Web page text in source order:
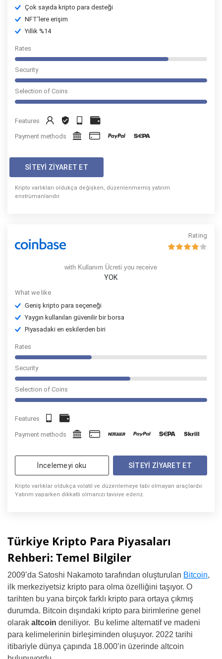
Çok sayıda kripto para desteği
NFT'lere erişim
Yıllık %14
Rates
Security
Selection of Coins
Features
Payment methods
SITEYI ZIYARET ET
Kripto varlıkları oldukça değişken, düzenlenmemiş yatırım
enstrümanlarıdır.
Rating
with Kullanım Ücreti you receive
YOK
What we like
Geniş kripto para seçeneği
Yaygın kullanılan güvenilir bir borsa
Piyasadaki en eskilerden biri
Rates
Security
Selection of Coins
Features
Payment methods
İncelemeyi oku SITEYI ZIYARET ET
Kripto varlıklar oldukça volatil ve düzenlemeye tabi olmayan araçlardır.
Yatırım yaparken dikkatli olmanızı tavsiye ederiz.
Türkiye Kripto Para Piyasaları
Rehberi: Temel Bilgiler
2009’da Satoshi Nakamoto tarafından oluşturulan Bitcoin,
ilk merkeziyetsiz kripto para olma özelliğini taşıyor. O
tarihten bu yana birçok farklı kripto para ortaya çıkmış
durumda. Bitcoin dışındaki kripto para birimlerine genel
olarak altcoin deniliyor. Bu kelime alternatif ve madeni
para kelimelerinin birleşiminden oluşuyor. 2022 tarihi
itibariyle dünya çapında 18.000’in üzerinde altcoin